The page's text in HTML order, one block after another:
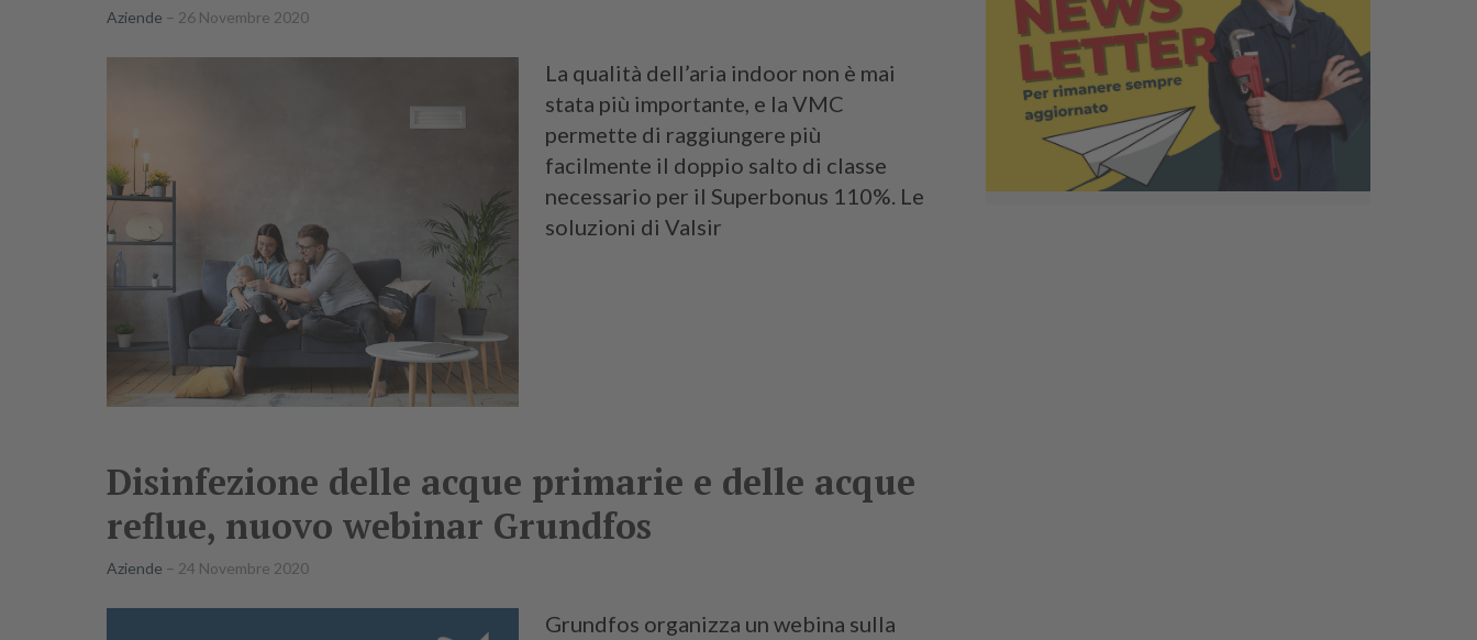
Aziende 26 Novembre 2020
La qualità dell’aria indoor non è mai
stata più importante, e la VMC
permette di raggiungere più
facilmente il doppio salto di classe
necessario per il Superbonus 110%. Le
soluzioni di Valsir
Disinfezione delle acque primarie e delle acque
reflue, nuovo webinar Grundfos
Aziende 24 Novembre 2020
Grundfos organizza un webina sulla